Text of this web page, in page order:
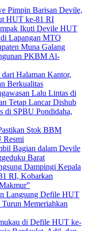
Pimpin Barisan Devile,
HUT ke-81 RI
Ikuti Devile HUT
Lapangan MTQ
Muna Galang
PKBM Al-
Halaman Kantor,
Berkualitas
Lalu Lintas di
Tetap Lancar Dishub
di SPBU Pondidaha,
Stok BBM
Resmi
Bagian dalam Devile
Barat
Dampingi Kepala
RI, Kobarkan
Langsung Defile HUT
Memeriahkan
di Defile HUT ke-